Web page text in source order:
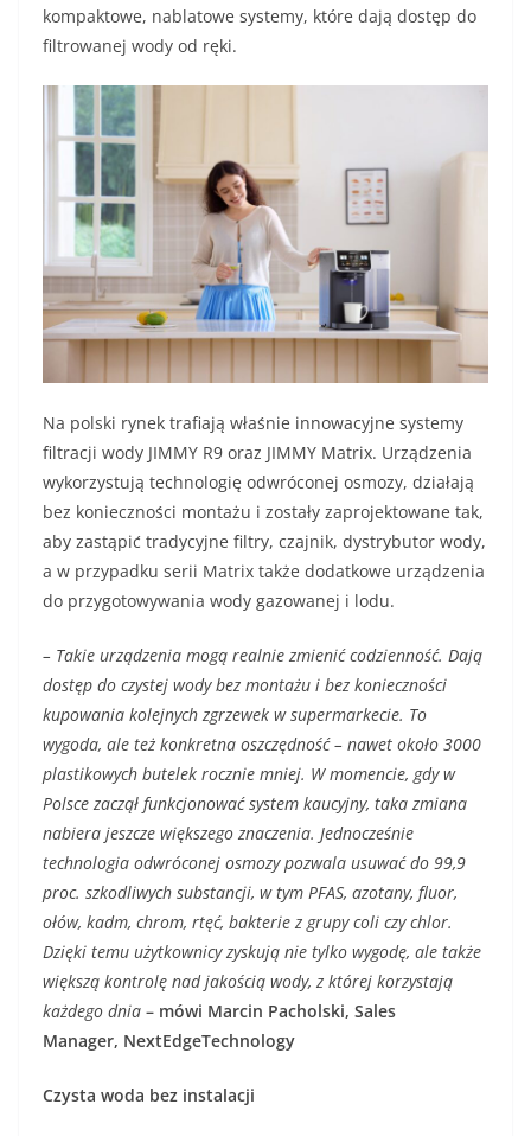
kompaktowe, nablatowe systemy, które dają dostęp do
filtrowanej wody od ręki.
Na polski rynek trafiają właśnie innowacyjne systemy
filtracji wody JIMMY R9 oraz JIMMY Matrix. Urządzenia
wykorzystują technologię odwróconej osmozy, działają
bez konieczności montażu i zostały zaprojektowane tak,
aby zastąpić tradycyjne filtry, czajnik, dystrybutor wody,
a w przypadku serii Matrix także dodatkowe urządzenia
do przygotowywania wody gazowanej i lodu.
– Takie urządzenia mogą realnie zmienić codzienność. Dają
dostęp do czystej wody bez montażu i bez konieczności
kupowania kolejnych zgrzewek w supermarkecie. To
wygoda, ale też konkretna oszczędność – nawet około 3000
plastikowych butelek rocznie mniej. W momencie, gdy w
Polsce zaczął funkcjonować system kaucyjny, taka zmiana
nabiera jeszcze większego znaczenia. Jednocześnie
technologia odwróconej osmozy pozwala usuwać do 99,9
proc. szkodliwych substancji, w tym PFAS, azotany, fluor,
ołów, kadm, chrom, rtęć, bakterie z grupy coli czy chlor.
Dzięki temu użytkownicy zyskują nie tylko wygodę, ale także
większą kontrolę nad jakością wody, z której korzystają
każdego dnia – mówi Marcin Pacholski, Sales
Manager, NextEdgeTechnology
Czysta woda bez instalacji